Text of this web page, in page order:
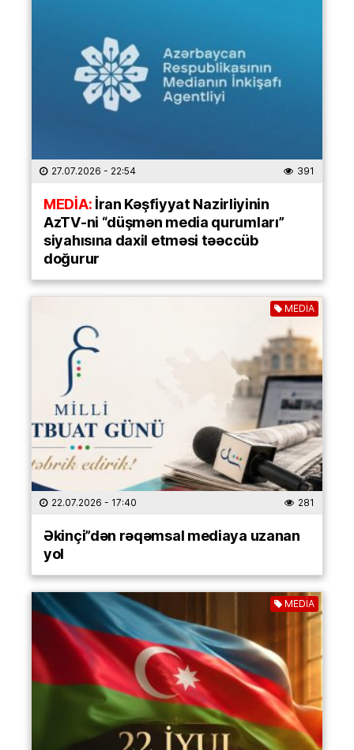
27.07.2026 - 22:54 391
MEDİA:İran Kəşfiyyat Nazirliyinin
AzTV-ni “düşmən media qurumları”
siyahısına daxil etməsi təəccüb
doğurur
MEDİA
22.07.2026 - 17:40 281
Əkinçi”dən rəqəmsal mediaya uzanan
yol
MEDİA